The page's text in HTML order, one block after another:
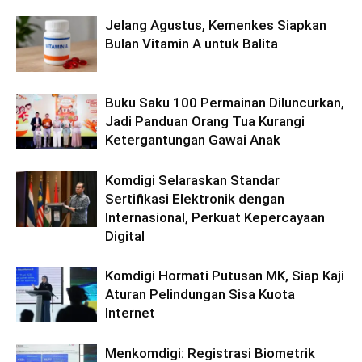
Jelang Agustus, Kemenkes Siapkan
Bulan Vitamin A untuk Balita
Buku Saku 100 Permainan Diluncurkan,
Jadi Panduan Orang Tua Kurangi
Ketergantungan Gawai Anak
Komdigi Selaraskan Standar
Sertifikasi Elektronik dengan
Internasional, Perkuat Kepercayaan
Digital
Komdigi Hormati Putusan MK, Siap Kaji
Aturan Pelindungan Sisa Kuota
Internet
Menkomdigi: Registrasi Biometrik